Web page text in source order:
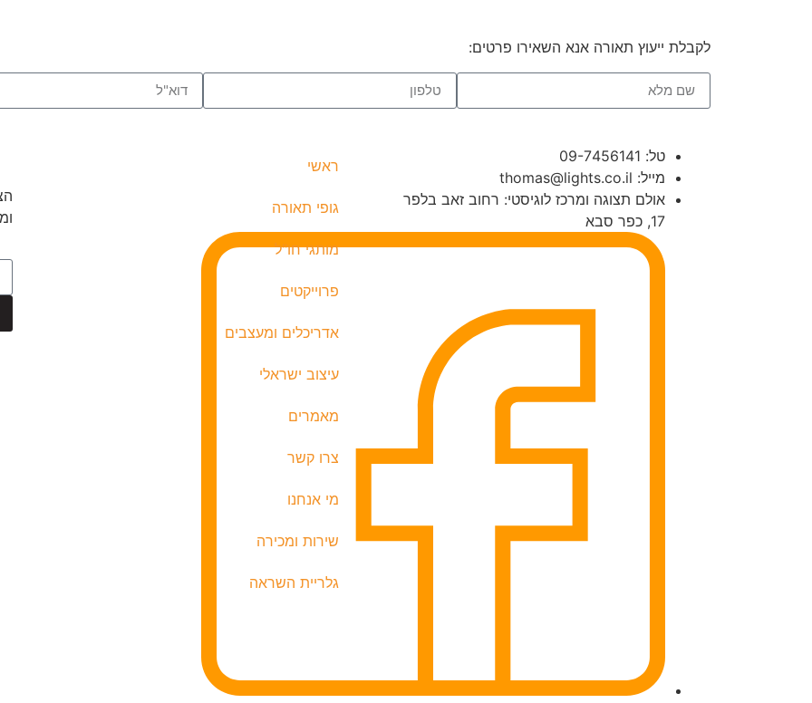
לקבלת ייעוץ תאורה אנא השאירו פרטים:
טל: 09-7456141
מייל: thomas@lights.co.il‬
אולם תצוגה ומרכז לוגיסטי: רחוב זאב בלפר
17, כפר סבא
ראשי
גופי תאורה
מותגי חו"ל
פרוייקטים
אדריכלים ומעצבים
עיצוב ישראלי
מאמרים
צרו קשר
מי אנחנו
שירות ומכירה
גלריית השראה